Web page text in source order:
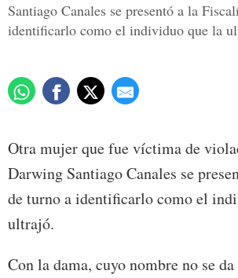
Santiago Canales se presentó a la
identificarlo como el individuo que la
Otra mujer que fue víctima de
Darwing Santiago Canales se
de turno a identificarlo como el
ultrajó.
Con la dama, cuyo nombre no se